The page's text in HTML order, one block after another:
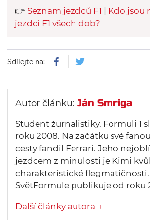
👉 Seznam jezdců F1
Kdo jsou
jezdci F1 všech dob?
Sdílejte na:
Autor článku: Ján Smriga
Student žurnalistiky. Formuli 1
roku 2008. Na začátku své
cesty fandil Ferrari. Jeho
jezdcem z minulosti je Kimi
charakteristické flegmatičnosti.
SvětFormule publikuje od roku
Další články autora →